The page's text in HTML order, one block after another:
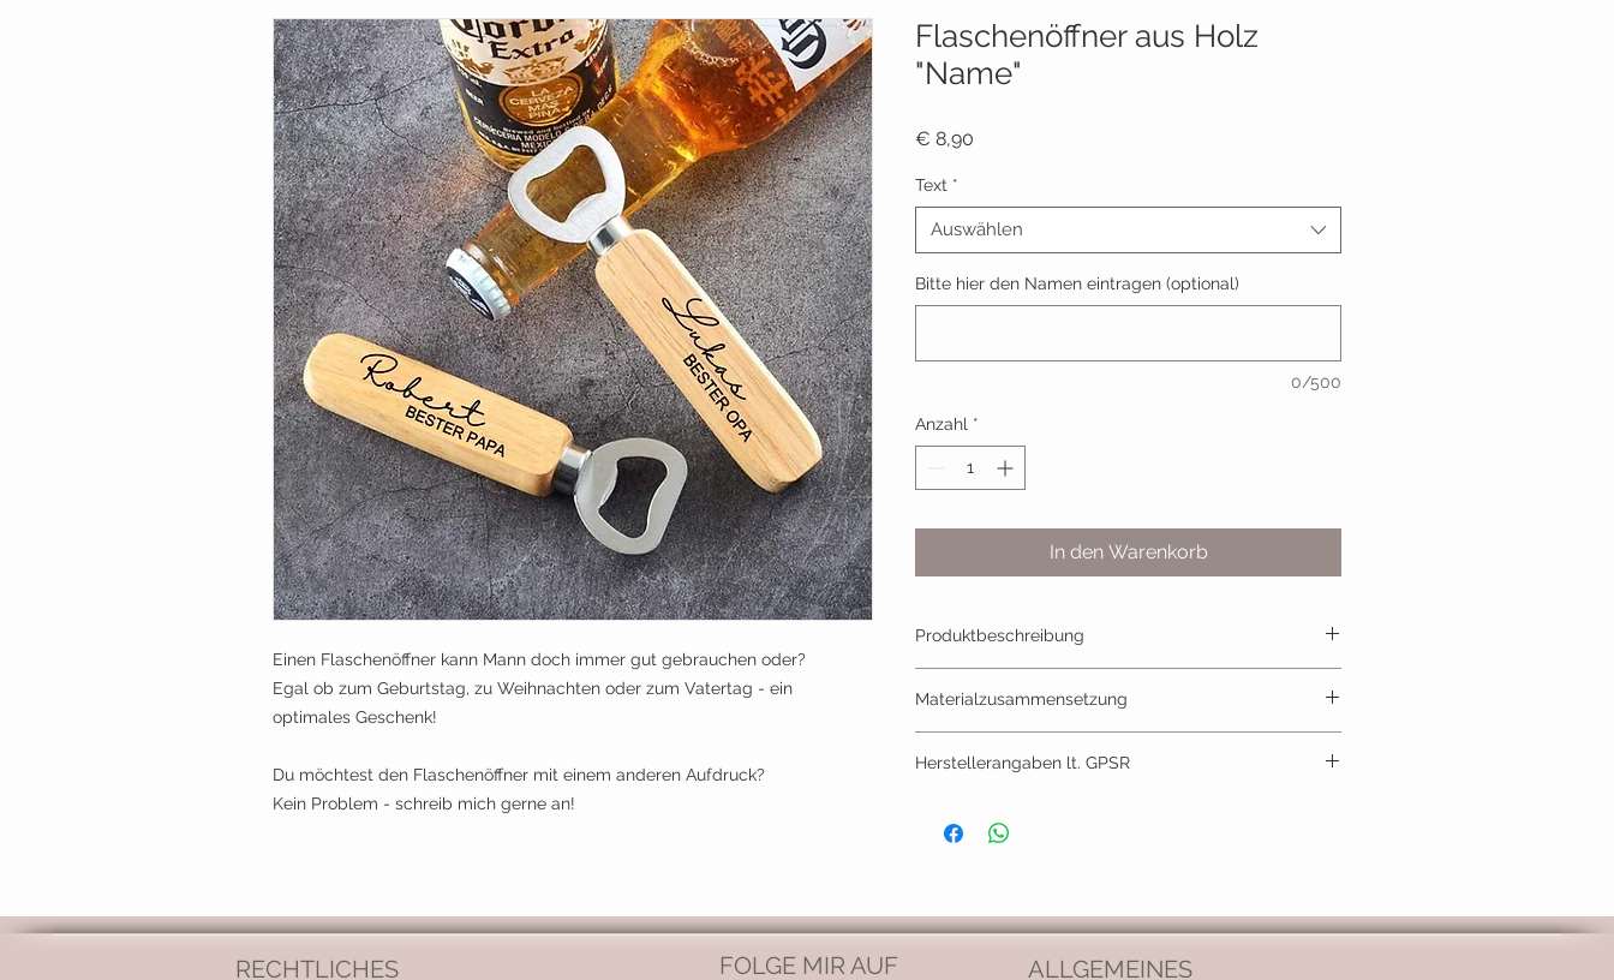
Einen Flaschenöffner kann Mann doch immer gut gebrauchen oder?
Egal ob zum Geburtstag, zu Weihnachten oder zum Vatertag - ein
optimales Geschenk!
Du möchtest den Flaschenöffner mit einem anderen Aufdruck?
Kein Problem - schreib mich gerne an!
Flaschenöffner aus Holz
"Name"
€ 8,90
Text *
Auswählen
Bitte hier den Namen eintragen (optional)
0/500
Anzahl *
In den Warenkorb
Produktbeschreibung
Größe: 14x3cm
Materialzusammensetzung
Edelstahl
Herstellerangaben lt. GPSR
LEORA Kreativdesign
RECHTLICHES FOLGE MIR AUF ALLGEMEINES